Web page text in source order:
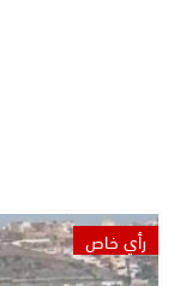
رأي خاص